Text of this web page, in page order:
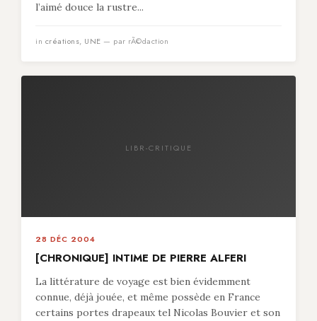
l’aimé douce la rustre...
in créations, UNE — par rÃ©daction
LIBR-CRITIQUE
28 DÉC 2004
[CHRONIQUE] INTIME DE PIERRE ALFERI
La littérature de voyage est bien évidemment
connue, déjà jouée, et même possède en France
certains portes drapeaux tel Nicolas Bouvier et son